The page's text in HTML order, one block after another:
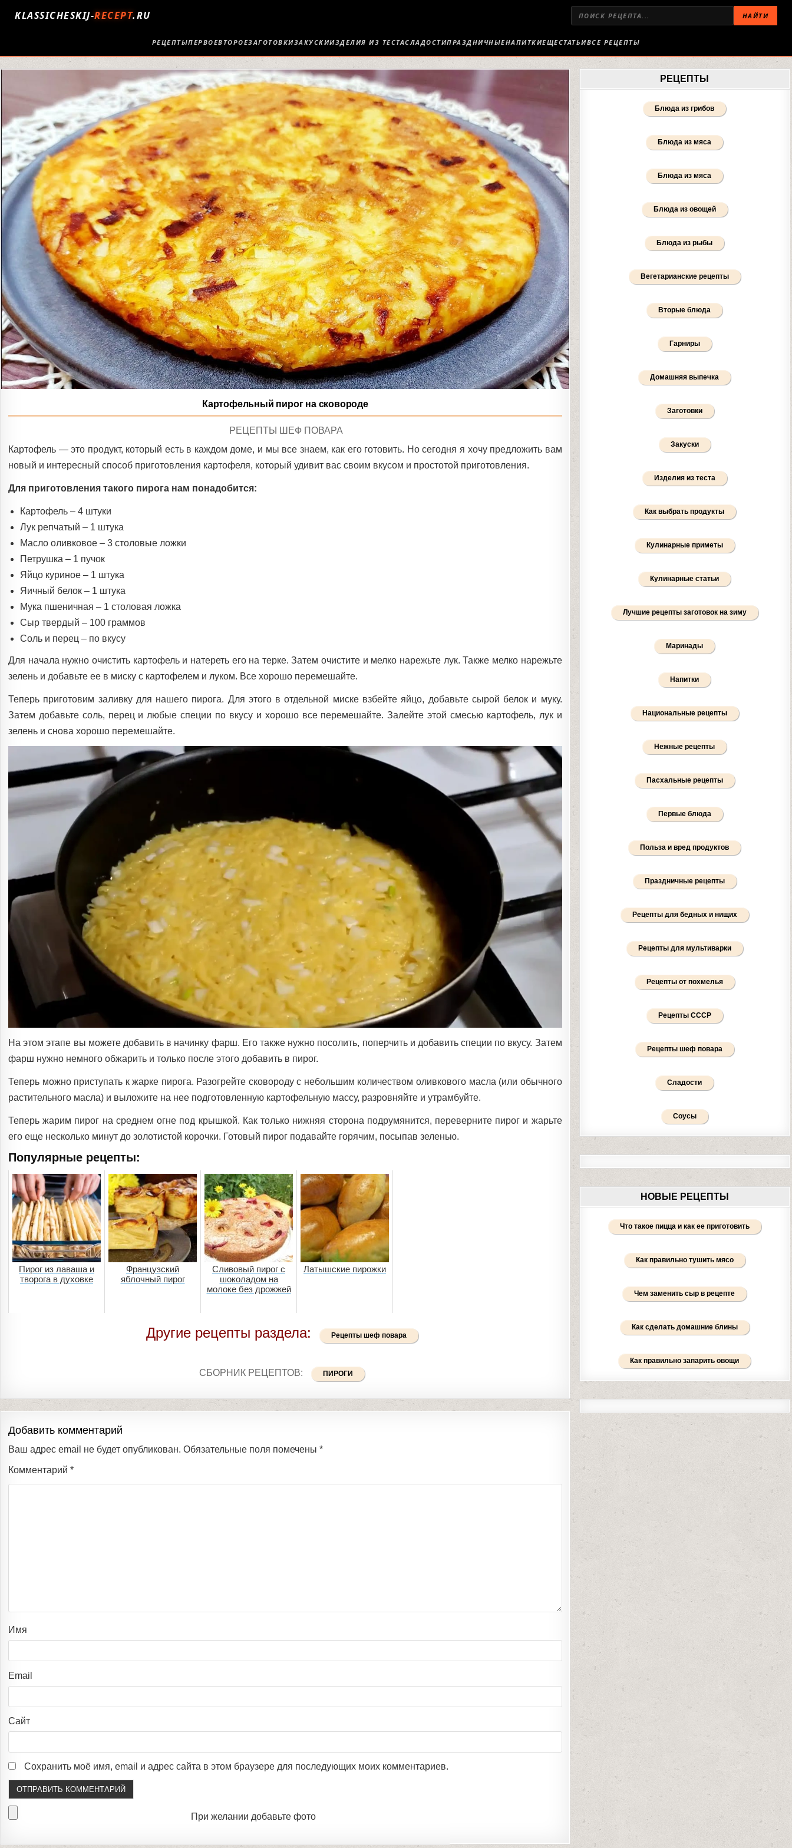
KLASSICHESKIJ-RECEPT.RU НАЙТИ
РЕЦЕПТЫПЕРВОЕВТОРОЕЗАГОТОВКИЗАКУСКИИЗДЕЛИЯ ИЗ ТЕСТАСЛАДОСТИПРАЗДНИЧНЫЕНАПИТКИЕЩЕСТАТЬИВСЕ РЕЦЕПТЫ
Картофельный пирог на сковороде
POSTED
РЕЦЕПТЫ ШЕФ ПОВАРА
Картофель — это продукт, который есть в каждом доме, и мы все знаем, как его готовить. Но сегодня я хочу предложить вам
новый и интересный способ приготовления картофеля, который удивит вас своим вкусом и простотой приготовления.
Для приготовления такого пирога нам понадобится:
Картофель – 4 штуки
Лук репчатый – 1 штука
Масло оливковое – 3 столовые ложки
Петрушка – 1 пучок
Яйцо куриное – 1 штука
Яичный белок – 1 штука
Мука пшеничная – 1 столовая ложка
Сыр твердый – 100 граммов
Соль и перец – по вкусу
Для начала нужно очистить картофель и натереть его на терке. Затем очистите и мелко нарежьте лук. Также мелко нарежьте
зелень и добавьте ее в миску с картофелем и луком. Все хорошо перемешайте.
Теперь приготовим заливку для нашего пирога. Для этого в отдельной миске взбейте яйцо, добавьте сырой белок и муку.
Затем добавьте соль, перец и любые специи по вкусу и хорошо все перемешайте. Залейте этой смесью картофель, лук и
зелень и снова хорошо перемешайте.
На этом этапе вы можете добавить в начинку фарш. Его также нужно посолить, поперчить и добавить специи по вкусу. Затем
фарш нужно немного обжарить и только после этого добавить в пирог.
Теперь можно приступать к жарке пирога. Разогрейте сковороду с небольшим количеством оливкового масла (или обычного
растительного масла) и выложите на нее подготовленную картофельную массу, разровняйте и утрамбуйте.
Теперь жарим пирог на среднем огне под крышкой. Как только нижняя сторона подрумянится, переверните пирог и жарьте
его еще несколько минут до золотистой корочки. Готовый пирог подавайте горячим, посыпав зеленью.
Популярные рецепты:
Пирог из лаваша и
творога в духовке
Французский
яблочный пирог
Сливовый пирог с
шоколадом на
молоке без дрожжей
Латышские пирожки
Другие рецепты раздела: Рецепты шеф повара
СБОРНИК РЕЦЕПТОВ: ПИРОГИ
Добавить комментарий
Ваш адрес email не будет опубликован. Обязательные поля помечены *
Комментарий *
Имя
Email
Сайт
Сохранить моё имя, email и адрес сайта в этом браузере для последующих моих комментариев.
При желании добавьте фото
РЕЦЕПТЫ
Блюда из грибов
Блюда из мяса
Блюда из мяса
Блюда из овощей
Блюда из рыбы
Вегетарианские рецепты
Вторые блюда
Гарниры
Домашняя выпечка
Заготовки
Закуски
Изделия из теста
Как выбрать продукты
Кулинарные приметы
Кулинарные статьи
Лучшие рецепты заготовок на зиму
Маринады
Напитки
Национальные рецепты
Нежные рецепты
Пасхальные рецепты
Первые блюда
Польза и вред продуктов
Праздничные рецепты
Рецепты для бедных и нищих
Рецепты для мультиварки
Рецепты от похмелья
Рецепты СССР
Рецепты шеф повара
Сладости
Соусы
НОВЫЕ РЕЦЕПТЫ
Что такое пицца и как ее приготовить
Как правильно тушить мясо
Чем заменить сыр в рецепте
Как сделать домашние блины
Как правильно запарить овощи